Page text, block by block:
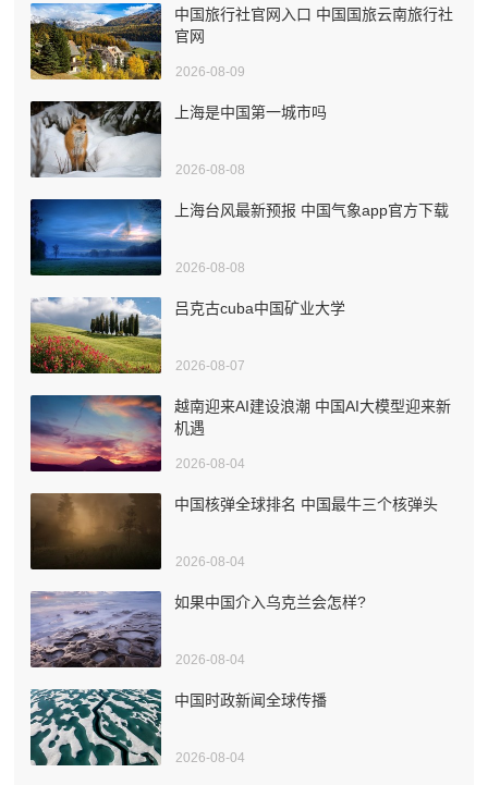
中国旅行社官网入口 中国国旅云南旅行社
官网
2026-08-09
上海是中国第一城市吗
2026-08-08
上海台风最新预报 中国气象app官方下载
2026-08-08
吕克古cuba中国矿业大学
2026-08-07
越南迎来AI建设浪潮 中国AI大模型迎来新
机遇
2026-08-04
中国核弹全球排名 中国最牛三个核弹头
2026-08-04
如果中国介入乌克兰会怎样?
2026-08-04
中国时政新闻全球传播
2026-08-04